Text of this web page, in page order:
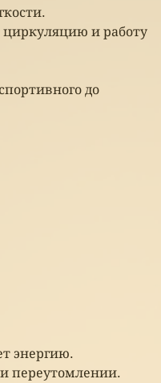
и работу
до
энергию.
переутомлении.